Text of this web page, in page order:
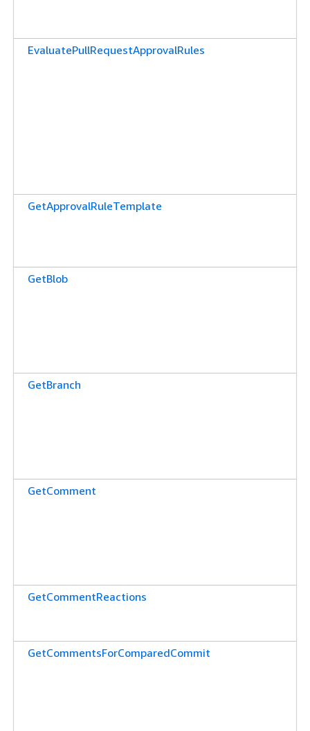
EvaluatePullRequestApprovalRules
GetApprovalRuleTemplate
GetBlob
GetBranch
GetComment
GetCommentReactions
GetCommentsForComparedCommit